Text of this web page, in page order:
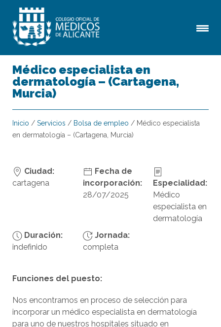
Médico especialista en
dermatología – (Cartagena,
Murcia)
Inicio / Servicios / Bolsa de empleo / Médico especialista
en dermatología – (Cartagena, Murcia)
Ciudad:
cartagena
Fecha de
incorporación:
28/07/2025
Especialidad:
Médico
especialista en
dermatología
Duración:
indefinido
Jornada:
completa
Funciones del puesto:
Nos encontramos en proceso de selección para
incorporar un médico especialista en dermatología
para uno de nuestros hospitales situado en